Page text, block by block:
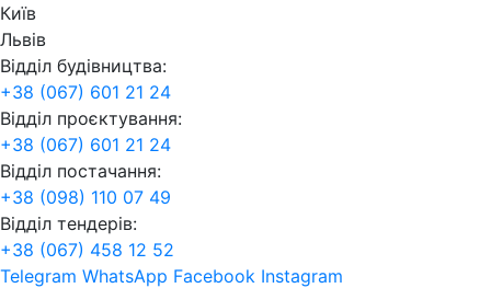
Київ
Львів
Відділ будівництва:
+38 (067) 601 21 24
Відділ проєктування:
+38 (067) 601 21 24
Відділ постачання:
+38 (098) 110 07 49
Відділ тендерів:
+38 (067) 458 12 52
Telegram WhatsApp Facebook Instagram